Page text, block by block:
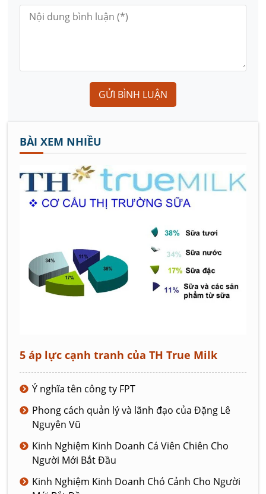
GỬI BÌNH LUẬN
BÀI XEM NHIỀU
5 áp lực cạnh tranh của TH True Milk
Ý nghĩa tên công ty FPT
Phong cách quản lý và lãnh đạo của Đặng Lê
Nguyên Vũ
Kinh Nghiệm Kinh Doanh Cá Viên Chiên Cho
Người Mới Bắt Đầu
Kinh Nghiệm Kinh Doanh Chó Cảnh Cho Người